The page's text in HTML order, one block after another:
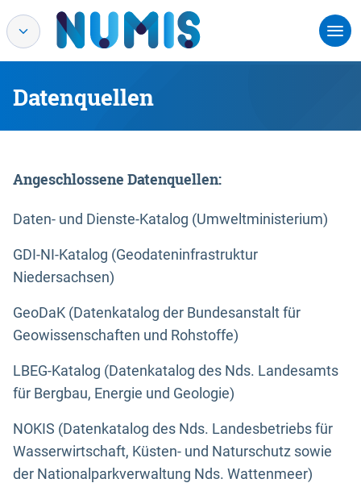
Datenquellen
Angeschlossene Datenquellen:
Daten- und Dienste-Katalog (Umweltministerium)
GDI-NI-Katalog (Geodateninfrastruktur
Niedersachsen)
GeoDaK (Datenkatalog der Bundesanstalt für
Geowissenschaften und Rohstoffe)
LBEG-Katalog (Datenkatalog des Nds. Landesamts
für Bergbau, Energie und Geologie)
NOKIS (Datenkatalog des Nds. Landesbetriebs für
Wasserwirtschaft, Küsten- und Naturschutz sowie
der Nationalparkverwaltung Nds. Wattenmeer)